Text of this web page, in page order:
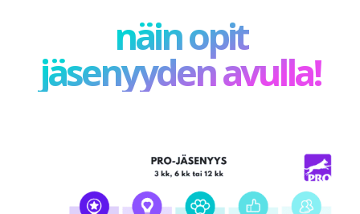
näin opit
jäsenyyden avulla!